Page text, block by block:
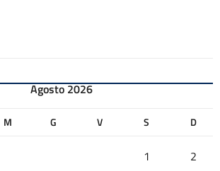
Agosto 2026
M G V S D
1 2